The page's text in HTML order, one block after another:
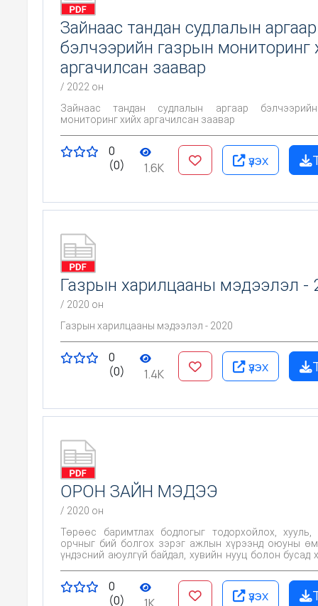
Зайнаас тандан судлалын аргаар
бэлчээрийн газрын мониторинг
аргачилсан заавар
/ 2022 он
Зайнаас тандан судлалын аргаар
мониторинг хийх аргачилсан заавар
0
(0)
1.6K үзэх
Газрын харилцааны мэдээлэл -
/ 2020 он
Газрын харилцааны мэдээлэл - 2020
0
(0)
1.4K үзэх
ОРОН ЗАЙН МЭДЭЭ
/ 2020 он
Төрөөс баримтлах бодлогыг тодорхойлох, хууль,
орчныг бий болгох зэрэг ажлын хүрээнд оюуны
үндэсний аюулгүй байдал, хувийн нууц болон бусад
солилцох, ашиглах тогтолцоог бүрдүүлэх,
зураглалын дэвшилтэт технологийг ашиглаж
0
(0)
1K үзэх